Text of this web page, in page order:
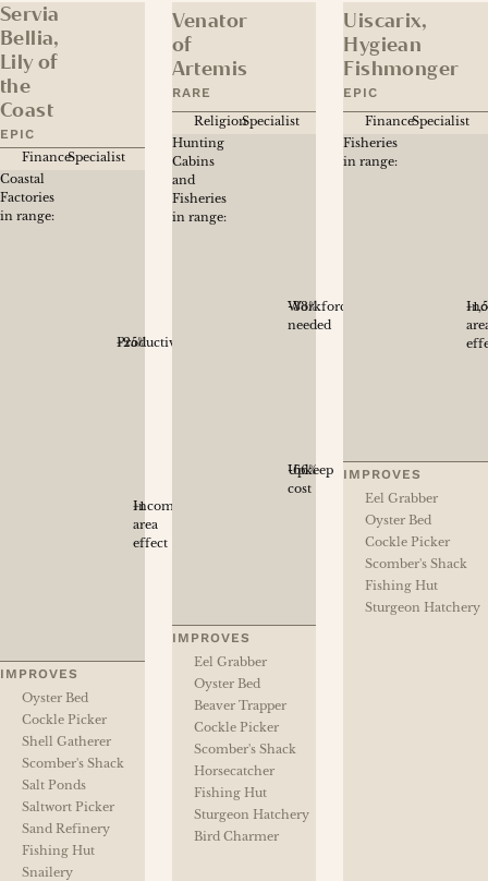
Servia
Bellia,
Lily of
the
Coast
EPIC
FinanceSpecialist
Coastal
Factories
in range:
Productivity
+25%
Income
area
effect
+1
IMPROVES
Oyster Bed
Cockle Picker
Shell Gatherer
Scomber's Shack
Salt Ponds
Saltwort Picker
Sand Refinery
Fishing Hut
Snailery
Venator
of
Artemis
RARE
ReligionSpecialist
Hunting
Cabins
and
Fisheries
in range:
Workforce
needed
-33%
Upkeep
cost
-66%
IMPROVES
Eel Grabber
Oyster Bed
Beaver Trapper
Cockle Picker
Scomber's Shack
Horsecatcher
Fishing Hut
Sturgeon Hatchery
Bird Charmer
Uiscarix,
Hygiean
Fishmonger
EPIC
FinanceSpecialist
Fisheries
in range:
+1,5
IMPROVES
Eel Grabber
Oyster Bed
Cockle Picker
Scomber's Shack
Fishing Hut
Sturgeon Hatchery
Deutsch